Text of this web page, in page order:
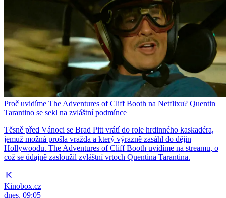
Proč uvidíme The Adventures of Cliff Booth na Netflixu? Quentin
Tarantino se sekl na zvláštní podmínce
Těsně před Vánoci se Brad Pitt vrátí do role hrdinného kaskadéra,
jemuž možná prošla vražda a který výrazně zasáhl do dějin
Hollywoodu. The Adventures of Cliff Booth uvidíme na streamu, o
což se údajně zasloužil zvláštní vrtoch Quentina Tarantina.
Kinobox.cz
dnes, 09:05